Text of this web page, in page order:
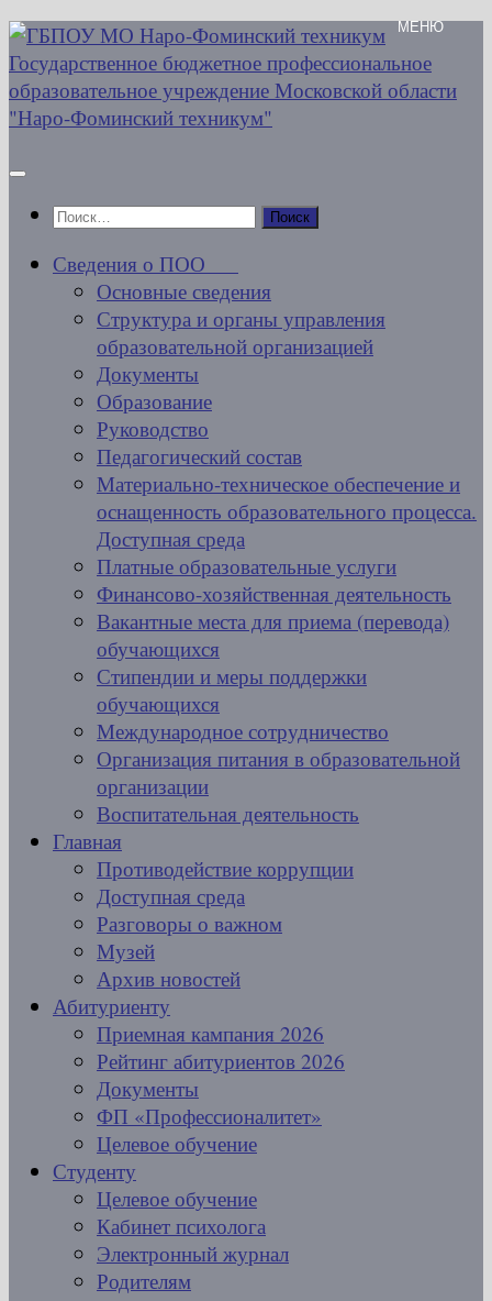
Перейти
к
содержимому
Найти:
Сведения о ПОО
Основные сведения
Структура и органы управления
образовательной организацией
Документы
Образование
Руководство
Педагогический состав
Материально-техническое обеспечение и
оснащенность образовательного процесса.
Доступная среда
Платные образовательные услуги
Финансово-хозяйственная деятельность
Вакантные места для приема (перевода)
обучающихся
Стипендии и меры поддержки
обучающихся
Международное сотрудничество
Организация питания в образовательной
организации
Воспитательная деятельность
Главная
Противодействие коррупции
Доступная среда
Разговоры о важном
Музей
Архив новостей
Абитуриенту
Приемная кампания 2026
Рейтинг абитуриентов 2026
Документы
ФП «Профессионалитет»
Целевое обучение
Студенту
Целевое обучение
Кабинет психолога
Электронный журнал
Родителям